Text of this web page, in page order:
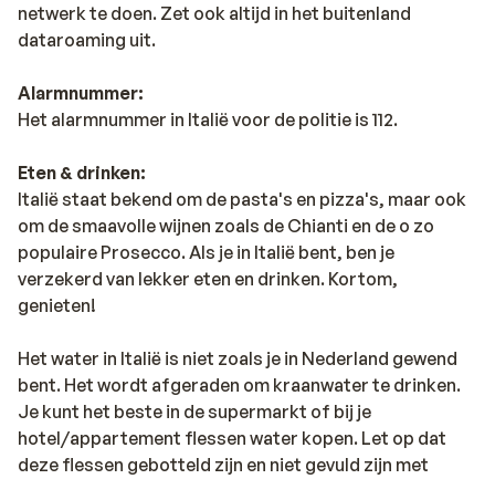
netwerk te doen. Zet ook altijd in het buitenland
dataroaming uit.
Alarmnummer:
Het alarmnummer in Italië voor de politie is 112.
Eten & drinken:
Italië staat bekend om de pasta's en pizza's, maar ook
om de smaavolle wijnen zoals de Chianti en de o zo
populaire Prosecco. Als je in Italië bent, ben je
verzekerd van lekker eten en drinken. Kortom,
genieten!
Het water in Italië is niet zoals je in Nederland gewend
bent. Het wordt afgeraden om kraanwater te drinken.
Je kunt het beste in de supermarkt of bij je
hotel/appartement flessen water kopen. Let op dat
deze flessen gebotteld zijn en niet gevuld zijn met